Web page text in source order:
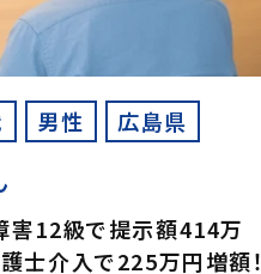
男性 広島県
害12級で提示額414万
護士介入で225万円増額！